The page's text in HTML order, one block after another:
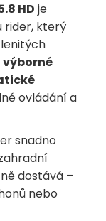
HD je
který
ovládání a
snadno
dostává –
nebo